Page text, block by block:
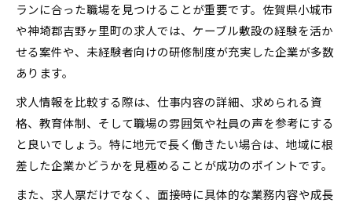
ランに合った職場を見つけることが重要です。佐賀県小城市
や神埼郡吉野ヶ里町の求人では、ケーブル敷設の経験を活か
せる案件や、未経験者向けの研修制度が充実した企業が多数
あります。
求人情報を比較する際は、仕事内容の詳細、求められる資
格、教育体制、そして職場の雰囲気や社員の声を参考にする
と良いでしょう。特に地元で長く働きたい場合は、地域に根
差した企業かどうかを見極めることが成功のポイントです。
また、求人票だけでなく、面接時に具体的な業務内容や成長